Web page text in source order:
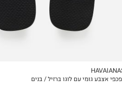
MY LIST
אצבע גומי עם לוגו ברזיל / בנים